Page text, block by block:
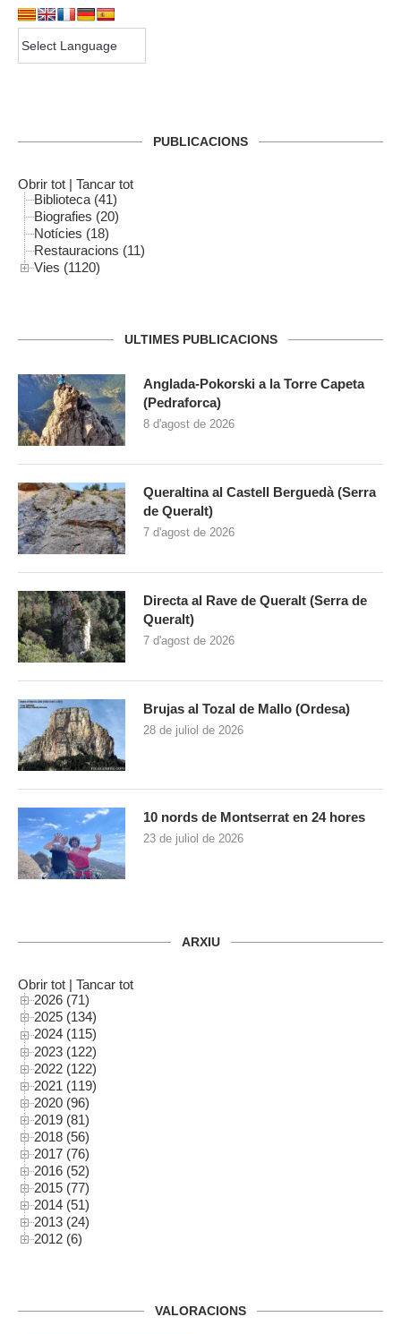
PUBLICACIONS
Obrir tot | Tancar tot
Biblioteca (41)
Biografies (20)
Notícies (18)
Restauracions (11)
Vies (1120)
ULTIMES PUBLICACIONS
Anglada-Pokorski a la Torre Capeta
(Pedraforca)
8 d'agost de 2026
Queraltina al Castell Berguedà (Serra
de Queralt)
7 d'agost de 2026
Directa al Rave de Queralt (Serra de
Queralt)
7 d'agost de 2026
Brujas al Tozal de Mallo (Ordesa)
28 de juliol de 2026
10 nords de Montserrat en 24 hores
23 de juliol de 2026
ARXIU
Obrir tot | Tancar tot
2026 (71)
2025 (134)
2024 (115)
2023 (122)
2022 (122)
2021 (119)
2020 (96)
2019 (81)
2018 (56)
2017 (76)
2016 (52)
2015 (77)
2014 (51)
2013 (24)
2012 (6)
VALORACIONS